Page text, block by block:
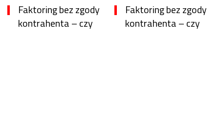
Faktoring bez zgody
kontrahenta – czy
Faktoring bez zgody
kontrahenta – czy